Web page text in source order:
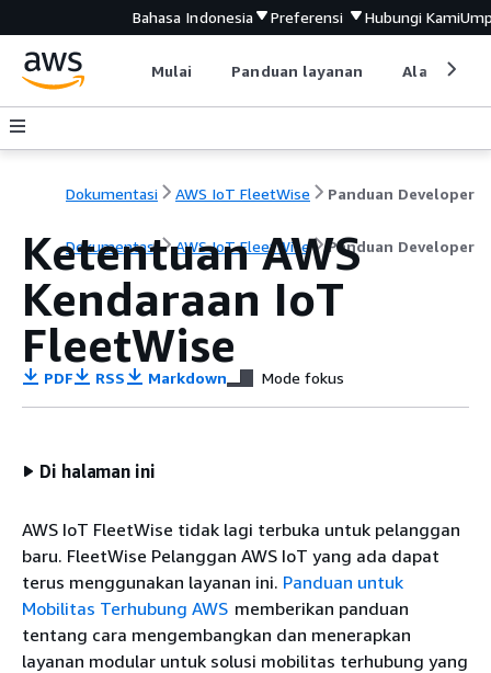
Bahasa Indonesia Preferensi Hubungi Kami
Mulai Panduan layanan Alat
Dokumentasi AWS IoT FleetWise Panduan Developer
Dokumentasi AWS IoT FleetWise Panduan Developer
Ketentuan AWS
Kendaraan IoT
FleetWise
PDF RSS Markdown Mode fokus
Di halaman ini
AWS IoT FleetWise tidak lagi terbuka untuk pelanggan
baru. FleetWise Pelanggan AWS IoT yang ada dapat
terus menggunakan layanan ini. Panduan untuk
Mobilitas Terhubung AWS memberikan panduan
tentang cara mengembangkan dan menerapkan
layanan modular untuk solusi mobilitas terhubung yang